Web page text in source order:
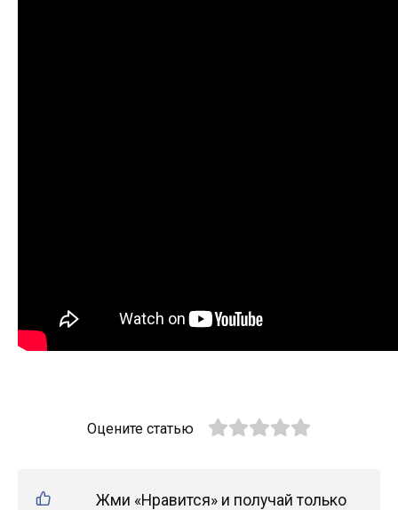
Оцените статью
Жми «Нравится» и получай только